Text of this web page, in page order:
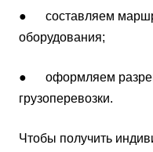
● составляем
оборудования;
● оформляем
грузоперевозки.
Чтобы получить